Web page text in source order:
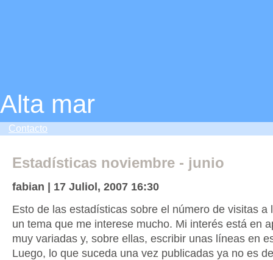
Alta mar
Contacto
Estadísticas noviembre - junio
fabian | 17 Juliol, 2007 16:30
Esto de las estadísticas sobre el número de visitas a
un tema que me interese mucho. Mi interés está en
muy variadas y, sobre ellas, escribir unas líneas en
Luego, lo que suceda una vez publicadas ya no es